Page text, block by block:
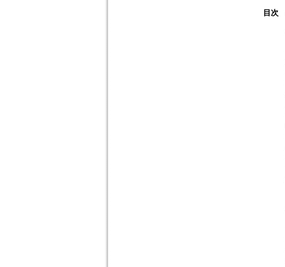
目次